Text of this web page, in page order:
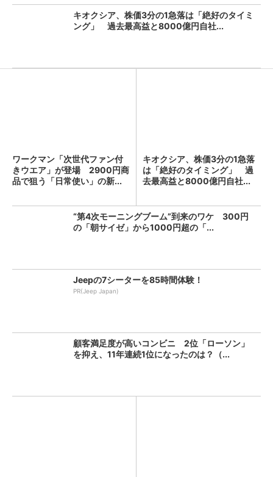
キオクシア、株価3分の1急落は「絶好のタイミ
ング」 過去最高益と8000億円自社...
ワークマン「次世代ファン付
きウエア」が登場 2900円商
品で狙う「日常使い」の新...
キオクシア、株価3分の1急落
は「絶好のタイミング」 過
去最高益と8000億円自社...
“第4次モーニングブーム”到来のワケ 300円
の「朝サイゼ」から1000円超の「...
Jeepの7シーターを85時間体験！
PR(Jeep Japan)
顧客満足度が高いコンビニ 2位「ローソン」
を抑え、11年連続1位になったのは？（...